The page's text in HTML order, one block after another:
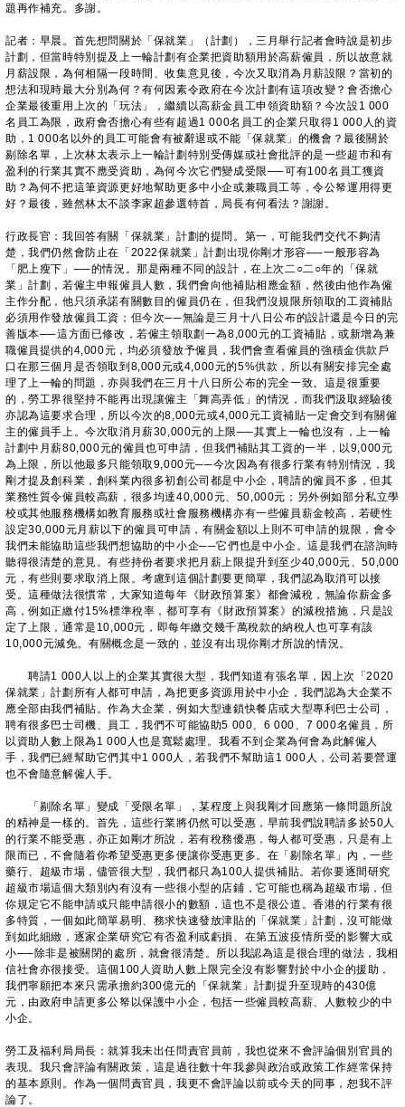
題再作補充。多謝。
記者：早晨。首先想問關於「保就業」（計劃），三月舉行記者會時說是初步
計劃，但當時特別提及上一輪計劃有企業把資助額用於高薪僱員，所以故意就
月薪設限，為何相隔一段時間、收集意見後，今次又取消為月薪設限？當初的
想法和現時最大分別為何？有何因素令政府在今次計劃有這項改變？會否擔心
企業最後重用上次的「玩法」，繼續以高薪金員工申領資助額？今次設1 000
名員工為限，政府會否擔心有些有超過1 000名員工的企業只取得1 000人的資
助，1 000名以外的員工可能會有被辭退或不能「保就業」的機會？最後關於
剔除名單，上次林太表示上一輪計劃特別受傳媒或社會批評的是一些超市和有
盈利的行業其實不應受資助，為何今次它們變成受限──可有100名員工獲資
助？為何不把這筆資源更好地幫助更多中小企或兼職員工等，令公帑運用得更
好？最後，雖然林太不談李家超參選特首，局長有何看法？謝謝。
行政長官：我回答有關「保就業」計劃的提問。第一，可能我們交代不夠清
楚，我們仍然會防止在「2022保就業」計劃出現你剛才形容──一般形容為
「肥上瘦下」 ──的情況。那是兩種不同的設計，在上次二○二○年的「保就
業」計劃，若僱主申報僱員人數，我們會向他補貼相應金額，然後由他作為僱
主作分配，他只須承諾有關數目的僱員仍在，但我們沒規限所領取的工資補貼
必須用作發放僱員工資；但今次──無論是三月十八日公布的設計還是今日的完
善版本──這方面已修改，若僱主領取劃一為8,000元的工資補貼，或新增為兼
職僱員提供的4,000元，均必須發放予僱員，我們會查看僱員的強積金供款戶
口在那三個月是否領取到8,000元或4,000元的5%供款，所以有關安排完全處
理了上一輪的問題，亦與我們在三月十八日所公布的完全一致。這是很重要
的，勞工界很堅持不能再出現讓僱主「舞高弄低」的情況，而我們汲取經驗後
亦認為這要求合理，所以今次的8,000元或4,000元工資補貼一定會交到有關僱
主的僱員手上。今次取消月薪30,000元的上限──其實上一輪也沒有，上一輪
計劃中月薪80,000元的僱員也可申請，但我們補貼其工資的一半，以9,000元
為上限，所以他最多只能領取9,000元──今次因為有很多行業有特別情況，我
剛才提及創科業，創科業內很多初創公司都是中小企，聘請的僱員不多，但其
業務性質令僱員較高薪，很多均達40,000元、50,000元；另外例如部分私立學
校或其他服務機構如教育服務或社會服務機構亦有一些僱員薪金較高，若硬性
設定30,000元月薪以下的僱員可申請，有關金額以上則不可申請的規限，會令
我們未能協助這些我們想協助的中小企──它們也是中小企。這是我們在諮詢時
聽得很清楚的意見。有些持份者要求把月薪上限提升到至少40,000元、50,000
元，有些則要求取消上限。考慮到這個計劃要更簡單，我們認為取消可以接
受。這種做法很慣常，大家知道每年《財政預算案》都會減稅，無論你薪金多
高，例如正繳付15%標準稅率，都可享有《財政預算案》的減稅措施，只是設
定了上限，通常是10,000元，即每年繳交幾千萬稅款的納稅人也可享有該
10,000元減免。有關概念是一致的，並沒有出現你剛才所說的情況。
聘請1 000人以上的企業其實很大型，我們知道有張名單，因上次「2020
保就業」計劃所有人都可申請，為把更多資源用於中小企，我們認為大企業不
應全部由我們補貼。作為大企業，例如大型連鎖快餐店或大型專利巴士公司，
聘有很多巴士司機、員工，我們不可能協助5 000、6 000、7 000名僱員，所
以資助人數上限為1 000人也是寬鬆處理。我看不到企業為何會為此解僱人
手，我們已經幫助它們其中1 000人，若我們不幫助這1 000人，公司若要營運
也不會隨意解僱人手。
「剔除名單」變成「受限名單」，某程度上與我剛才回應第一條問題所說
的精神是一樣的。首先，這些行業將仍然可以受惠，早前我們說聘請多於50人
的行業不能受惠，亦正如剛才所說，若有稅務優惠，每人都可受惠，只是有上
限而已，不會隨着你希望受惠更多便讓你受惠更多。在「剔除名單」內，一些
藥行、超級市場，儘管很大型，我們都只為100人提供補貼。若你要逐間研究
超級市場這個大類別內有沒有一些很小型的店鋪，它可能也稱為超級市場，但
你規定它不能申請或只能申請很小的數額，這也不是很公道。香港的行業有很
多特質，一個如此簡單易明、務求快速發放津貼的「保就業」計劃，沒可能做
到如此細緻，逐家企業研究它有否盈利或虧損、在第五波疫情所受的影響大或
小──除非是被關閉的處所，就會很清楚。所以我認為這是很合理的做法，我相
信社會亦很接受。這個100人資助人數上限完全沒有影響對於中小企的援助，
我們寧願把本來只需承擔約300億元的「保就業」計劃提升至現時的430億
元，由政府申請更多公帑以保護中小企，包括一些僱員較高薪、人數較少的中
小企。
勞工及福利局局長：就算我未出任問責官員前，我也從來不會評論個別官員的
表現。我只會評論有關政策，這是過往數十年我參與政治或政策工作經常保持
的基本原則。作為一個問責官員，我更不會評論以前或今天的同事，恕我不評
論了。